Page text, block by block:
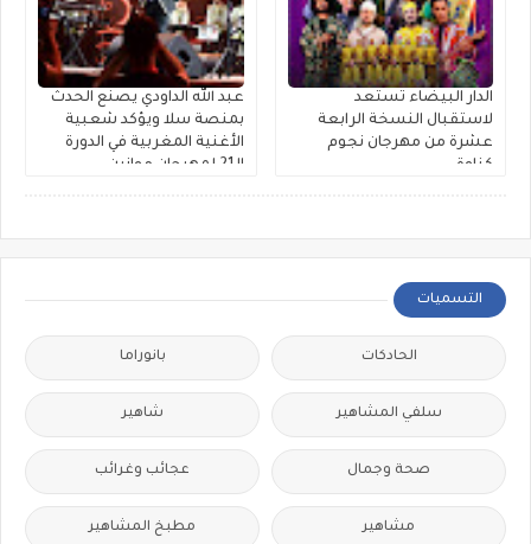
الدار البيضاء تستعد
لاستقبال النسخة الرابعة
عشرة من مهرجان نجوم
كناوة
عبد الله الداودي يصنع الحدث
بمنصة سلا ويؤكد شعبية
الأغنية المغربية في الدورة
الـ21 لمهرجان موازين
التسميات
الحادكات بانوراما
سلفي المشاهير شاهير
صحة وجمال عجائب وغرائب
مشاهير مطبخ المشاهير